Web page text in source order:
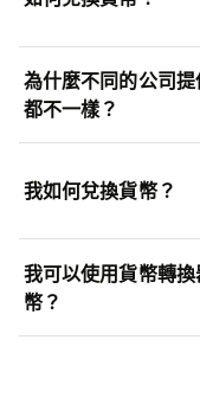
為什麼不同的公司
都不一樣？
我如何兌換貨幣？
我可以使用貨幣轉
幣？